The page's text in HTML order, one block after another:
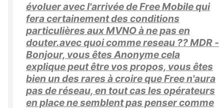
évoluer avec l'arrivée de Free Mobile qui
fera certainement des conditions
particulières aux MVNO à ne pas en
douter.avec quoi comme reseau ?? MDR -
Bonjour, vous êtes Anonyme cela
explique peut être vos propos, vous êtes
bien un des rares à croire que Free n'aura
pas de réseau, en tout cas les opérateurs
en place ne semblent pas penser comme